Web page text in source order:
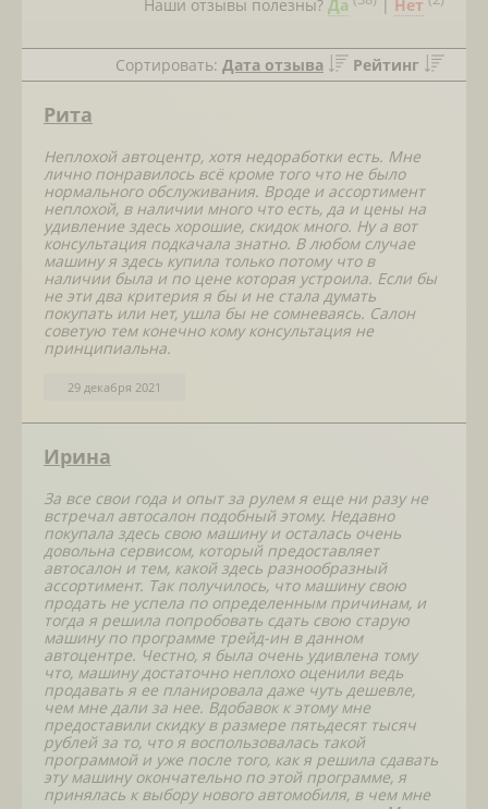
Наши отзывы полезны? Да | Нет
Сортировать: Дата отзыва Рейтинг
Рита
Неплохой автоцентр, хотя недоработки есть. Мне
лично понравилось всё кроме того что не было
нормального обслуживания. Вроде и ассортимент
неплохой, в наличии много что есть, да и цены на
удивление здесь хорошие, скидок много. Ну а вот
консультация подкачала знатно. В любом случае
машину я здесь купила только потому что в
наличии была и по цене которая устроила. Если бы
не эти два критерия я бы и не стала думать
покупать или нет, ушла бы не сомневаясь. Салон
советую тем конечно кому консультация не
принципиальна.
29 декабря 2021
Ирина
За все свои года и опыт за рулем я еще ни разу не
встречал автосалон подобный этому. Недавно
покупала здесь свою машину и осталась очень
довольна сервисом, который предоставляет
автосалон и тем, какой здесь разнообразный
ассортимент. Так получилось, что машину свою
продать не успела по определенным причинам, и
тогда я решила попробовать сдать свою старую
машину по программе трейд-ин в данном
автоцентре. Честно, я была очень удивлена тому
что, машину достаточно неплохо оценили ведь
продавать я ее планировала даже чуть дешевле,
чем мне дали за нее. Вдобавок к этому мне
предоставили скидку в размере пятьдесят тысяч
рублей за то, что я воспользовалась такой
программой и уже после того, как я решила сдавать
эту машину окончательно по этой программе, я
принялась к выбору нового автомобиля, в чем мне